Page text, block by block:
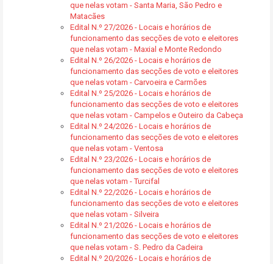
que nelas votam - Santa Maria, São Pedro e
Matacães
Edital N.º 27/2026 - Locais e horários de
funcionamento das secções de voto e eleitores
que nelas votam - Maxial e Monte Redondo
Edital N.º 26/2026 - Locais e horários de
funcionamento das secções de voto e eleitores
que nelas votam - Carvoeira e Carmões
Edital N.º 25/2026 - Locais e horários de
funcionamento das secções de voto e eleitores
que nelas votam - Campelos e Outeiro da Cabeça
Edital N.º 24/2026 - Locais e horários de
funcionamento das secções de voto e eleitores
que nelas votam - Ventosa
Edital N.º 23/2026 - Locais e horários de
funcionamento das secções de voto e eleitores
que nelas votam - Turcifal
Edital N.º 22/2026 - Locais e horários de
funcionamento das secções de voto e eleitores
que nelas votam - Silveira
Edital N.º 21/2026 - Locais e horários de
funcionamento das secções de voto e eleitores
que nelas votam - S. Pedro da Cadeira
Edital N.º 20/2026 - Locais e horários de